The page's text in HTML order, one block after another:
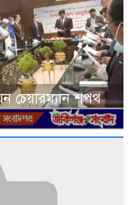
চেয়ারম্যান শপথ